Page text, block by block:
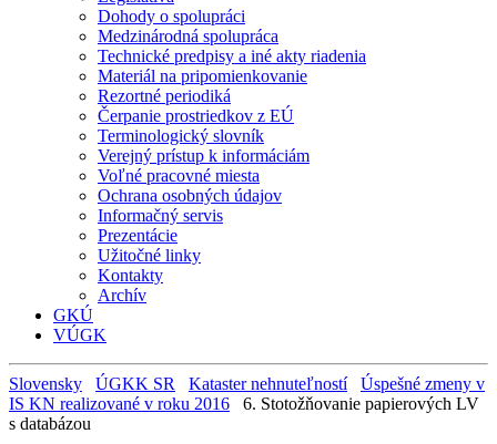
Dohody o spolupráci
Medzinárodná spolupráca
Technické predpisy a iné akty riadenia
Materiál na pripomienkovanie
Rezortné periodiká
Čerpanie prostriedkov z EÚ
Terminologický slovník
Verejný prístup k informáciám
Voľné pracovné miesta
Ochrana osobných údajov
Informačný servis
Prezentácie
Užitočné linky
Kontakty
Archív
GKÚ
VÚGK
Slovensky ÚGKK SR Kataster nehnuteľností
Úspešné zmeny v
IS KN realizované v roku 2016
6. Stotožňovanie papierových LV
s databázou